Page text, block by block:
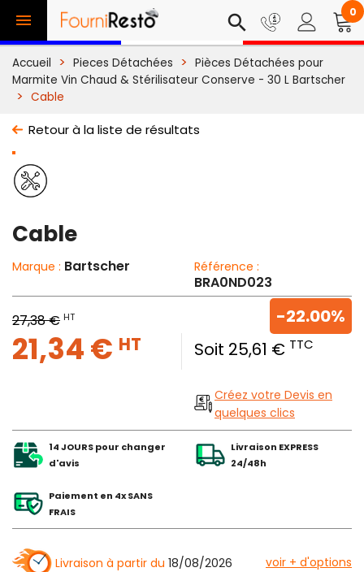
 search 0
Accueil Pieces Détachées
Pièces Détachées pour
Marmite Vin Chaud & Stérilisateur Conserve - 30 L Bartscher
Cable
Retour à la liste de résultats
Cable
Marque : Bartscher Référence :
BRA0ND023
27,38 € HT
21,34 € HT Soit 25,61 € TTC
-22.00%
Créez votre Devis en
quelques clics
14 JOURS pour changer
d'avis
Livraison EXPRESS
24/48h
Paiement en 4x SANS
FRAIS
Livraison à partir du 18/08/2026 voir + d'options